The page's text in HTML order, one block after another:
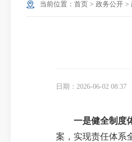
当前位置： 首页 > 政务公开 >
日期：2026-06-02 08:37
一是健全制度
案，实现责任体系